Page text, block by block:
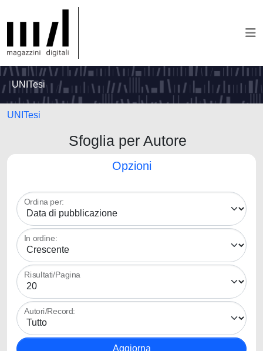
UNITesi
UNITesi
Sfoglia per Autore
Opzioni
Ordina per:
In ordine:
Risultati/Pagina
Autori/Record: